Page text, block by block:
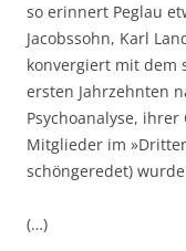
so erinnert Peglau
Jacobssohn, Karl
konvergiert mit dem
ersten Jahrzehnten
Psychoanalyse,
Mitglieder im
schöngeredet)
(…)